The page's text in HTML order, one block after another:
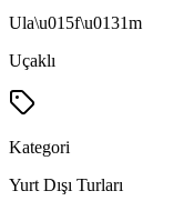
Ula\u015f\u0131m
Uçaklı
Kategori
Yurt Dışı Turları